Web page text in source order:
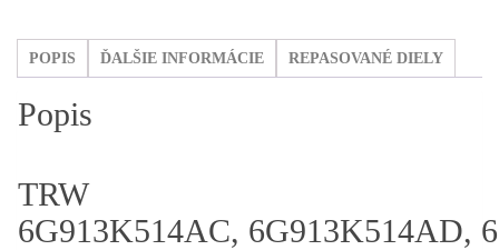
POPIS ĎALŠIE INFORMÁCIE REPASOVANÉ DIELY
Popis
TRW
6G913K514AC, 6G913K514AD,